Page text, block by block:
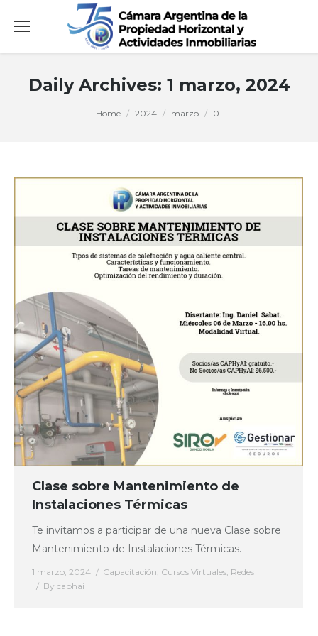
Daily Archives: 1 marzo, 2024
Home 2024 marzo 01
Clase sobre Mantenimiento de
Instalaciones Térmicas
Te invitamos a participar de una nueva Clase sobre
Mantenimiento de Instalaciones Térmicas.
1 marzo, 2024 Capacitación, Cursos Virtuales, Redes
By caphai